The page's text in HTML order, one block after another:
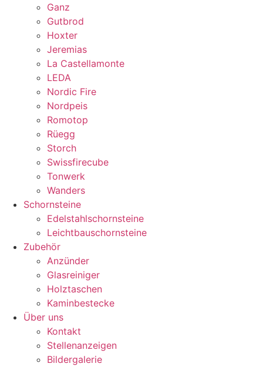
Ganz
Gutbrod
Hoxter
Jeremias
La Castellamonte
LEDA
Nordic Fire
Nordpeis
Romotop
Rüegg
Storch
Swissfirecube
Tonwerk
Wanders
Schornsteine
Edelstahlschornsteine
Leichtbauschornsteine
Zubehör
Anzünder
Glasreiniger
Holztaschen
Kaminbestecke
Über uns
Kontakt
Stellenanzeigen
Bildergalerie